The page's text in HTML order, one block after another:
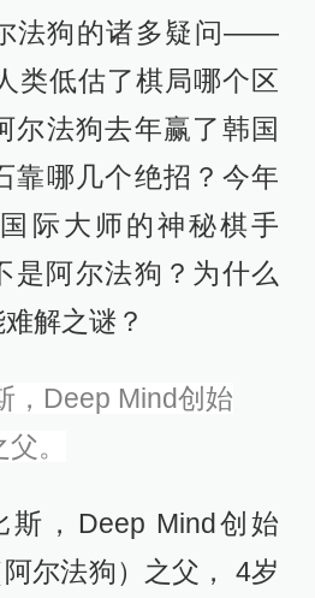
法狗的诸多疑问——
类低估了棋局哪个区
尔法狗去年赢了韩国
靠哪几个绝招？今年
际大师的神秘棋手
是阿尔法狗？为什么
解之谜？
Deep Mind创始
。
斯，Deep Mind创始
尔法狗）之父， 4岁